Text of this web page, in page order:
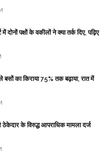
दोनों पक्षों के वकीलों ने क्या तर्क दिए, पढ़िए
का किराया 75% तक बढ़ाया, रात में
ठेकेदार के विरुद्ध आपराधिक मामला दर्ज